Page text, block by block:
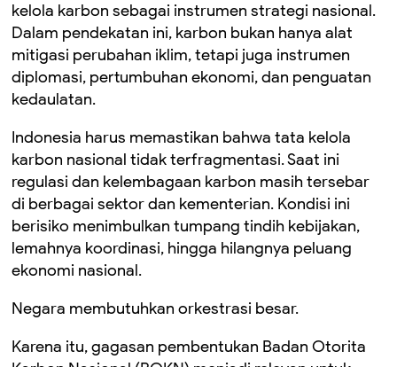
kelola karbon sebagai instrumen strategi nasional.
Dalam pendekatan ini, karbon bukan hanya alat
mitigasi perubahan iklim, tetapi juga instrumen
diplomasi, pertumbuhan ekonomi, dan penguatan
kedaulatan.
Indonesia harus memastikan bahwa tata kelola
karbon nasional tidak terfragmentasi. Saat ini
regulasi dan kelembagaan karbon masih tersebar
di berbagai sektor dan kementerian. Kondisi ini
berisiko menimbulkan tumpang tindih kebijakan,
lemahnya koordinasi, hingga hilangnya peluang
ekonomi nasional.
Negara membutuhkan orkestrasi besar.
Karena itu, gagasan pembentukan Badan Otorita